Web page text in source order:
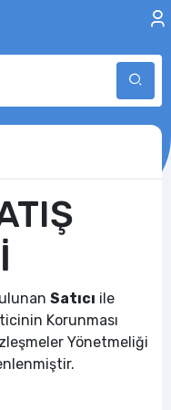
Satıcı ile
Korunması
Yönetmeliği